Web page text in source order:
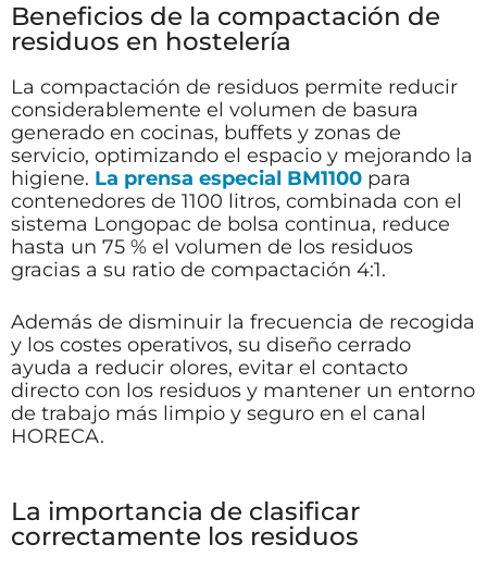
Beneficios de la compactación de
residuos en hostelería
La compactación de residuos permite reducir
considerablemente el volumen de basura
generado en cocinas, buffets y zonas de
servicio, optimizando el espacio y mejorando la
higiene. La prensa especial BM1100 para
contenedores de 1100 litros, combinada con el
sistema Longopac de bolsa continua, reduce
hasta un 75 % el volumen de los residuos
gracias a su ratio de compactación 4:1.
Además de disminuir la frecuencia de recogida
y los costes operativos, su diseño cerrado
ayuda a reducir olores, evitar el contacto
directo con los residuos y mantener un entorno
de trabajo más limpio y seguro en el canal
HORECA.
La importancia de clasificar
correctamente los residuos